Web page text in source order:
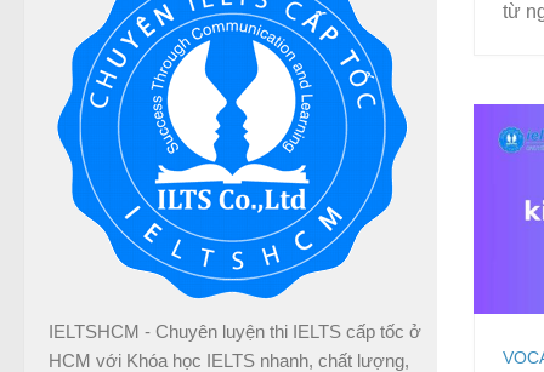
từ
IELTSHCM - Chuyên luyện thi IELTS cấp tốc ở
HCM với Khóa học IELTS nhanh, chất lượng,